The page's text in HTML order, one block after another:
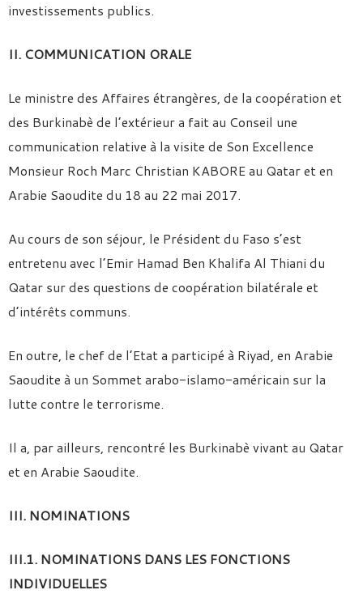
investissements publics.
II. COMMUNICATION ORALE
Le ministre des Affaires étrangères, de la coopération et
des Burkinabè de l’extérieur a fait au Conseil une
communication relative à la visite de Son Excellence
Monsieur Roch Marc Christian KABORE au Qatar et en
Arabie Saoudite du 18 au 22 mai 2017.
Au cours de son séjour, le Président du Faso s’est
entretenu avec l’Emir Hamad Ben Khalifa Al Thiani du
Qatar sur des questions de coopération bilatérale et
d’intérêts communs.
En outre, le chef de l’Etat a participé à Riyad, en Arabie
Saoudite à un Sommet arabo-islamo-américain sur la
lutte contre le terrorisme.
Il a, par ailleurs, rencontré les Burkinabè vivant au Qatar
et en Arabie Saoudite.
III. NOMINATIONS
III.1. NOMINATIONS DANS LES FONCTIONS
INDIVIDUELLES